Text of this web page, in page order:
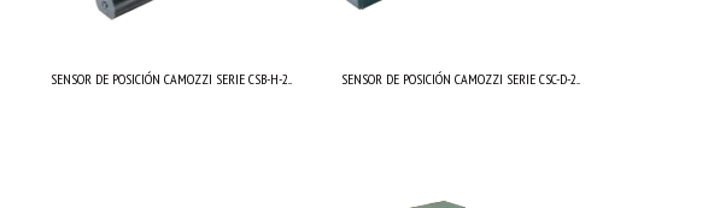
SENSOR DE POSICIÓN CAMOZZI SERIE CSB-H-2... SENSOR DE POSICIÓN CAMOZZI SERIE CSC-D-2...